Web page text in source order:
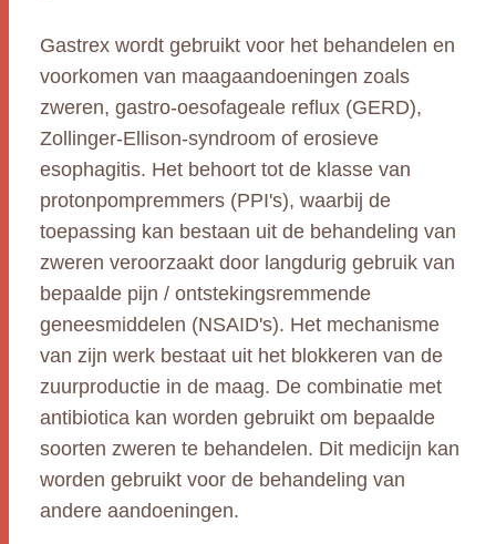
Gastrex wordt gebruikt voor het behandelen en
voorkomen van maagaandoeningen zoals
zweren, gastro-oesofageale reflux (GERD),
Zollinger-Ellison-syndroom of erosieve
esophagitis. Het behoort tot de klasse van
protonpompremmers (PPI's), waarbij de
toepassing kan bestaan uit de behandeling van
zweren veroorzaakt door langdurig gebruik van
bepaalde pijn / ontstekingsremmende
geneesmiddelen (NSAID's). Het mechanisme
van zijn werk bestaat uit het blokkeren van de
zuurproductie in de maag. De combinatie met
antibiotica kan worden gebruikt om bepaalde
soorten zweren te behandelen. Dit medicijn kan
worden gebruikt voor de behandeling van
andere aandoeningen.